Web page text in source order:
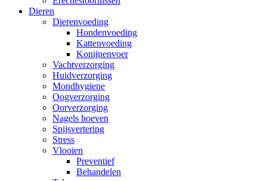
Dieren
Dierenvoeding
Hondenvoeding
Kattenvoeding
Konijnenvoer
Vachtverzorging
Huidverzorging
Mondhygiene
Oogverzorging
Oorverzorging
Nagels hoeven
Spijsvertering
Stress
Vlooien
Preventief
Behandelen